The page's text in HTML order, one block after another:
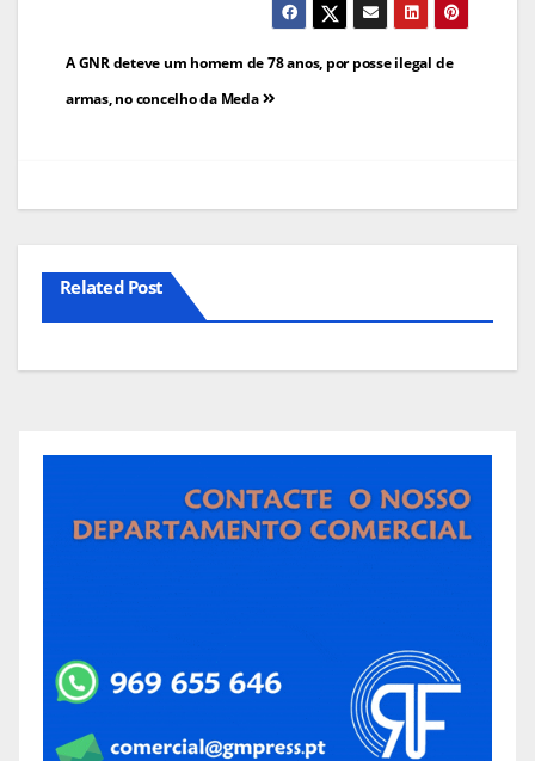
Navegação
de
A GNR deteve um homem de 78 anos, por posse ilegal de
armas, no concelho da Meda
Related Post